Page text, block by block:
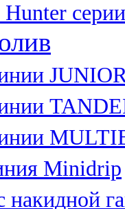
Minidrip
накидной